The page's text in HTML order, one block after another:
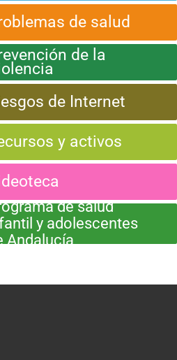
de salud
de la
de Internet
y activos
de salud
y adolescentes
Andalucía